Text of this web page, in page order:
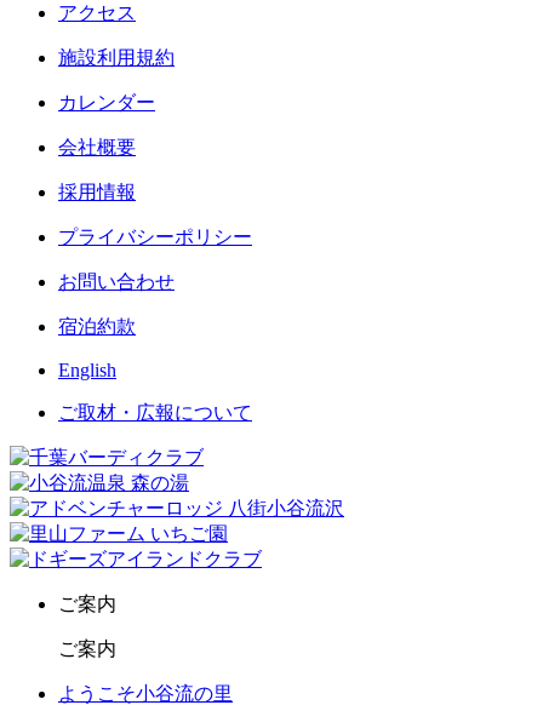
アクセス
施設利用規約
カレンダー
会社概要
採用情報
プライバシーポリシー
お問い合わせ
宿泊約款
English
ご取材・広報について
ご案内
ご案内
ようこそ小谷流の里